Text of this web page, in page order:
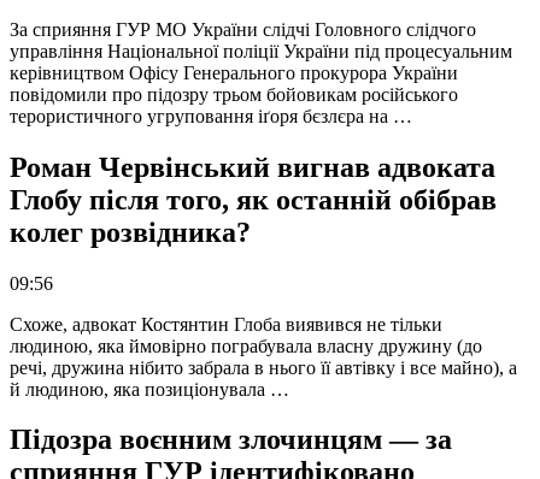
За сприяння ГУР МО України слідчі Головного слідчого
управління Національної поліції України під процесуальним
керівництвом Офісу Генерального прокурора України
повідомили про підозру трьом бойовикам російського
терористичного угруповання іґоря бєзлєра на …
Роман Червінський вигнав адвоката
Глобу після того, як останній обібрав
колег розвідника?
09:56
Схоже, адвокат Костянтин Глоба виявився не тільки
людиною, яка ймовірно пограбувала власну дружину (до
речі, дружина нібито забрала в нього її автівку і все майно), а
й людиною, яка позиціонувала …
Підозра воєнним злочинцям — за
сприяння ГУР ідентифіковано